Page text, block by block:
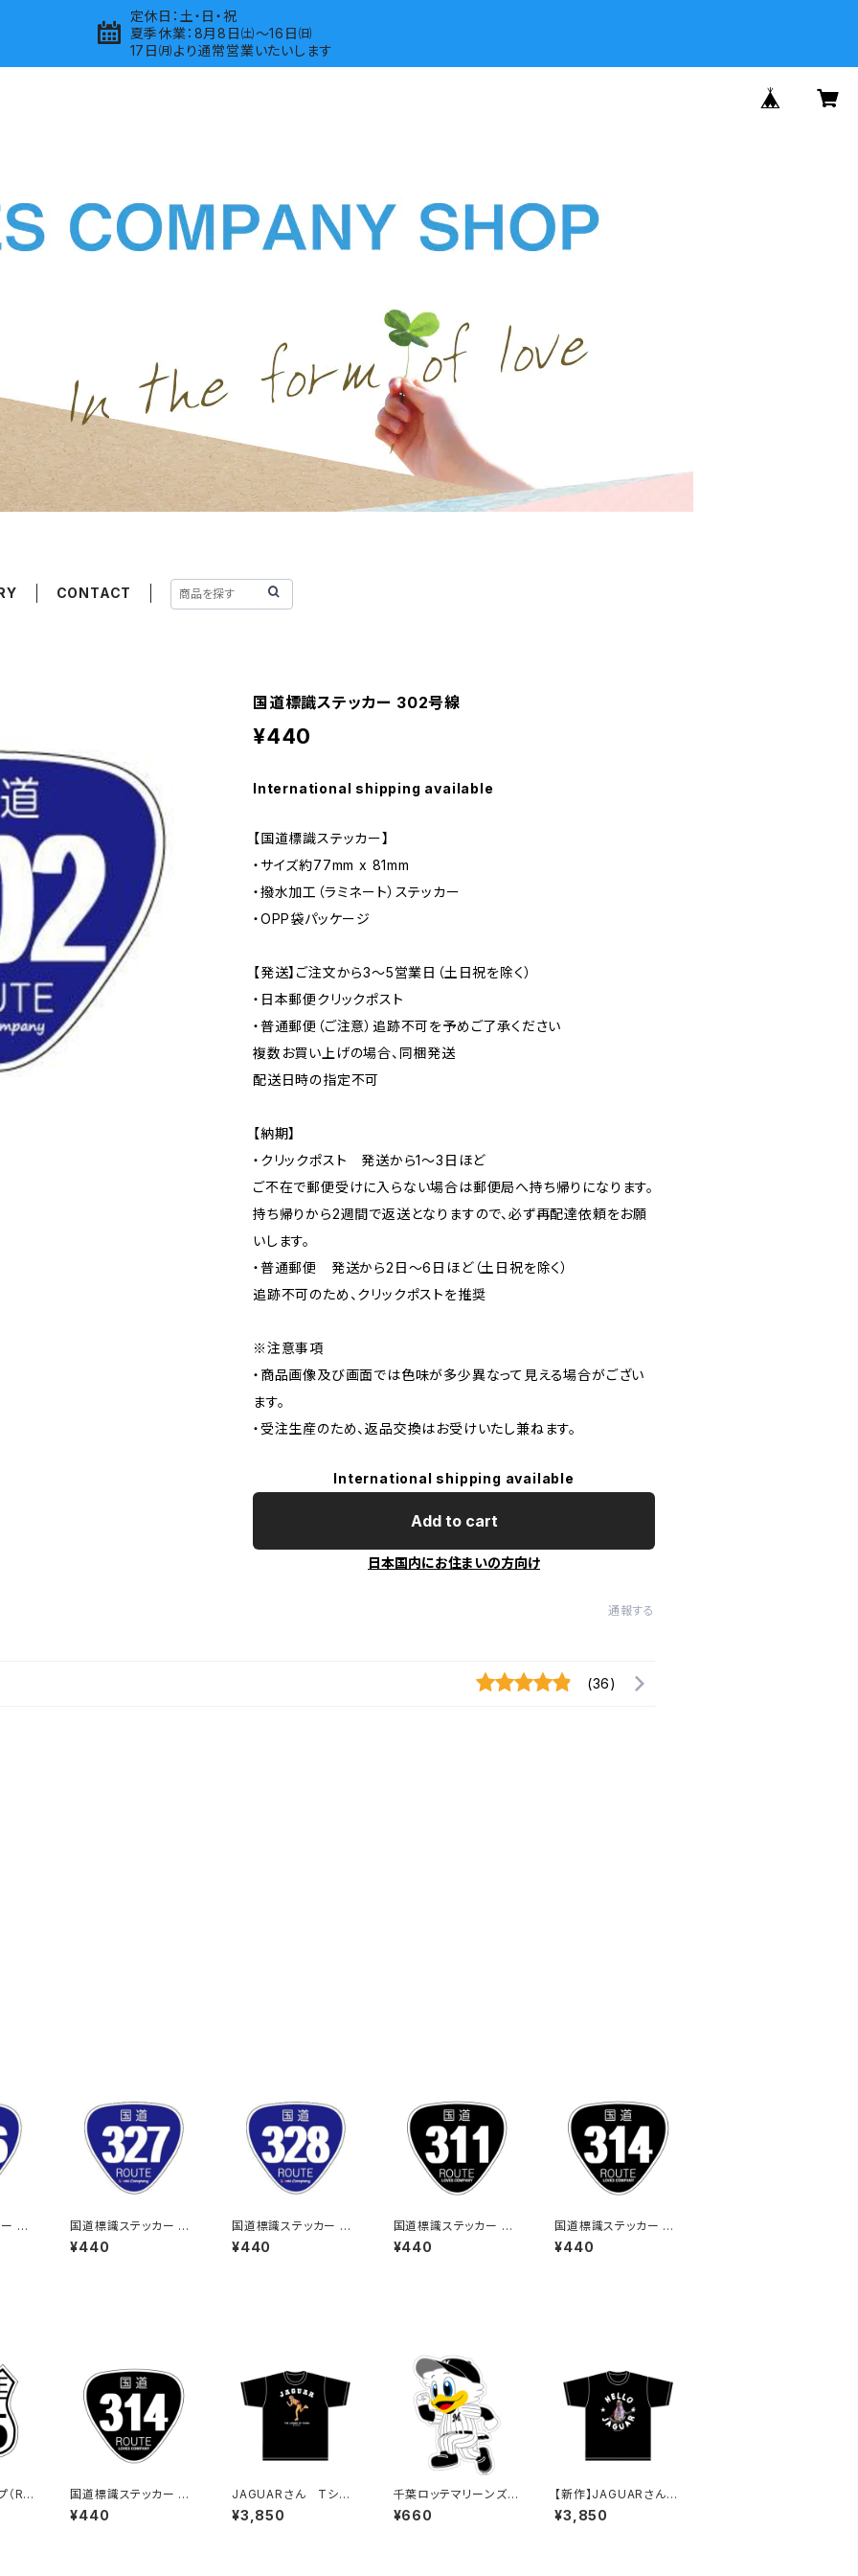
定休日：土・日・祝
夏季休業：8月8日㈯～16日㈰
17日㈪より通常営業いたいします
CONTACT
国道標識ステッカー 302号線
¥440
International shipping available
【国道標識ステッカー】
・サイズ約77mm x 81mm
・撥水加工（ラミネート）ステッカー
・OPP袋パッケージ
【発送】ご注文から3〜5営業日（土日祝を除く）
・日本郵便クリックポスト
・普通郵便（ご注意）追跡不可を予めご了承ください
複数お買い上げの場合、同梱発送
配送日時の指定不可
【納期】
・クリックポスト 発送から1〜3日ほど
ご不在で郵便受けに入らない場合は郵便局へ持ち帰りになります。
持ち帰りから2週間で返送となりますので、必ず再配達依頼をお願
いします。
・普通郵便 発送から2日〜6日ほど（土日祝を除く）
追跡不可のため、クリックポストを推奨
※注意事項
・商品画像及び画面では色味が多少異なって見える場合がござい
ます。
・受注生産のため、返品交換はお受けいたし兼ねます。
International shipping available
Add to cart
日本国内にお住まいの方向け
通報する
(36)
35
国道標識ステッカー 32
7号線
¥440
国道標識ステッカー 32
8号線
¥440
国道標識ステッカー 31
1号線（ブラック）
¥440
国道標識ステッカー 31
4号線（ブラック）
¥440
（RO
国道標識ステッカー 31
4号線（ブラック）
¥440
JAGUARさん Tシャ
ツ（LEGEND-B）Black
¥3,850
千葉ロッテマリーンズス
テッカー14（大）
¥660
【新作】JAGUARさん
Tシャツ（HELLO JAG
UAR）Black
¥3,850